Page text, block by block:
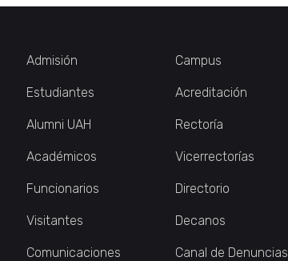
Admisión
Estudiantes
Alumni UAH
Académicos
Funcionarios
Visitantes
Comunicaciones
Campus
Acreditación
Rectoría
Vicerrectorías
Directorio
Decanos
Canal de Denuncias